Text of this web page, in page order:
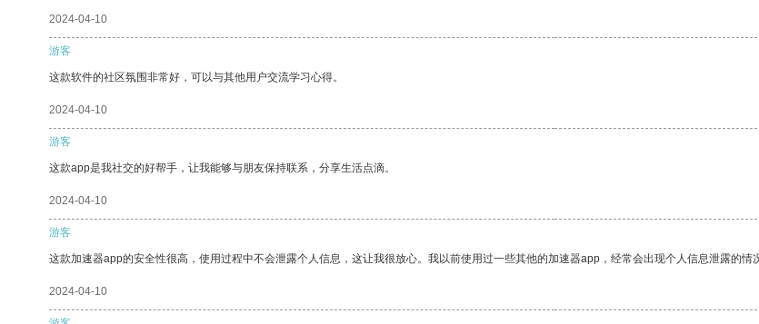
2024-04-10
游客
这款软件的社区氛围非常好，可以与其他用户交流学习心得。
2024-04-10
游客
这款app是我社交的好帮手，让我能够与朋友保持联系，分享生活点滴。
2024-04-10
游客
这款加速器app的安全性很高，使用过程中不会泄露个人信息，这让我很放心。我以前使用过一些其他的加速器app，经常会出现个人信息泄露的情
2024-04-10